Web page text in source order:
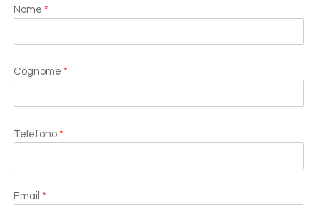
Nome *
Cognome *
Telefono *
Email *